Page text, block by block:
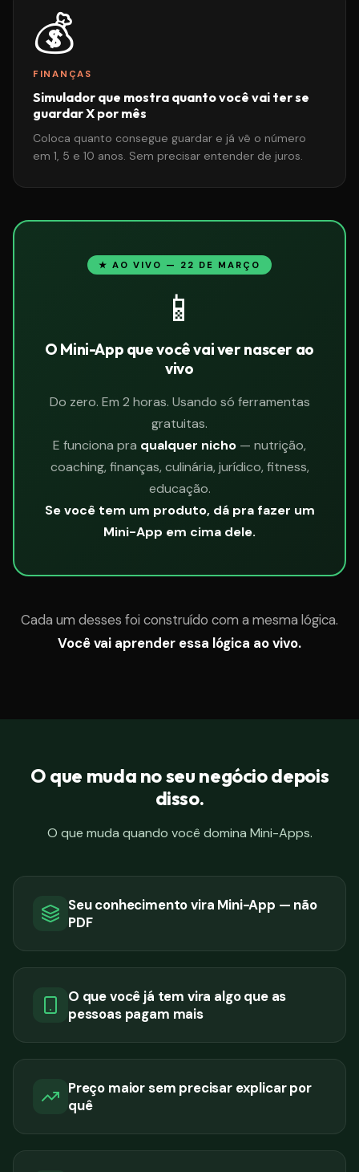
💰
FINANÇAS
Simulador que mostra quanto você vai ter se
guardar X por mês
Coloca quanto consegue guardar e já vê o número
em 1, 5 e 10 anos. Sem precisar entender de juros.
★ AO VIVO — 22 DE MARÇO
📱
O Mini-App que você vai ver nascer ao
vivo
Do zero. Em 2 horas. Usando só ferramentas
gratuitas.
E funciona pra qualquer nicho — nutrição,
coaching, finanças, culinária, jurídico, fitness,
educação.
Se você tem um produto, dá pra fazer um
Mini-App em cima dele.
Cada um desses foi construído com a mesma lógica.
Você vai aprender essa lógica ao vivo.
O que muda no seu negócio depois
disso.
O que muda quando você domina Mini-Apps.
Seu conhecimento vira Mini-App — não
PDF
O que você já tem vira algo que as
pessoas pagam mais
Preço maior sem precisar explicar por
quê